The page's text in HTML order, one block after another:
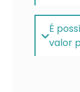
É
valor